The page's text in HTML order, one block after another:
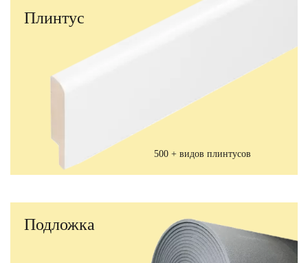
Плинтус
500 + видов плинтусов
Подложка